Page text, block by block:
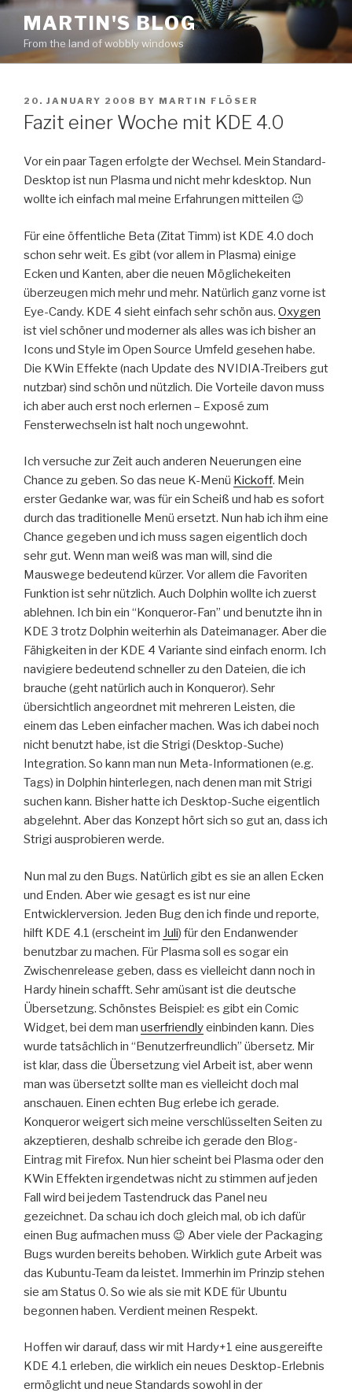
Skip
content
MARTIN'S BLOG
From the land of wobbly windows
POSTED
ON
20. JANUARY 2008 BY MARTIN FLÖSER
Fazit einer Woche mit KDE 4.0
Vor ein paar Tagen erfolgte der Wechsel. Mein Standard-
Desktop ist nun Plasma und nicht mehr kdesktop. Nun
wollte ich einfach mal meine Erfahrungen mitteilen 😉
Für eine öffentliche Beta (Zitat Timm) ist KDE 4.0 doch
schon sehr weit. Es gibt (vor allem in Plasma) einige
Ecken und Kanten, aber die neuen Möglichekeiten
überzeugen mich mehr und mehr. Natürlich ganz vorne ist
Eye-Candy. KDE 4 sieht einfach sehr schön aus. Oxygen
ist viel schöner und moderner als alles was ich bisher an
Icons und Style im Open Source Umfeld gesehen habe.
Die KWin Effekte (nach Update des NVIDIA-Treibers gut
nutzbar) sind schön und nützlich. Die Vorteile davon muss
ich aber auch erst noch erlernen – Exposé zum
Fensterwechseln ist halt noch ungewohnt.
Ich versuche zur Zeit auch anderen Neuerungen eine
Chance zu geben. So das neue K-Menü Kickoff. Mein
erster Gedanke war, was für ein Scheiß und hab es sofort
durch das traditionelle Menü ersetzt. Nun hab ich ihm eine
Chance gegeben und ich muss sagen eigentlich doch
sehr gut. Wenn man weiß was man will, sind die
Mauswege bedeutend kürzer. Vor allem die Favoriten
Funktion ist sehr nützlich. Auch Dolphin wollte ich zuerst
ablehnen. Ich bin ein “Konqueror-Fan” und benutzte ihn in
KDE 3 trotz Dolphin weiterhin als Dateimanager. Aber die
Fähigkeiten in der KDE 4 Variante sind einfach enorm. Ich
navigiere bedeutend schneller zu den Dateien, die ich
brauche (geht natürlich auch in Konqueror). Sehr
übersichtlich angeordnet mit mehreren Leisten, die
einem das Leben einfacher machen. Was ich dabei noch
nicht benutzt habe, ist die Strigi (Desktop-Suche)
Integration. So kann man nun Meta-Informationen (e.g.
Tags) in Dolphin hinterlegen, nach denen man mit Strigi
suchen kann. Bisher hatte ich Desktop-Suche eigentlich
abgelehnt. Aber das Konzept hört sich so gut an, dass ich
Strigi ausprobieren werde.
Nun mal zu den Bugs. Natürlich gibt es sie an allen Ecken
und Enden. Aber wie gesagt es ist nur eine
Entwicklerversion. Jeden Bug den ich finde und reporte,
hilft KDE 4.1 (erscheint im Juli) für den Endanwender
benutzbar zu machen. Für Plasma soll es sogar ein
Zwischenrelease geben, dass es vielleicht dann noch in
Hardy hinein schafft. Sehr amüsant ist die deutsche
Übersetzung. Schönstes Beispiel: es gibt ein Comic
Widget, bei dem man userfriendlyeinbinden kann. Dies
wurde tatsächlich in “Benutzerfreundlich” übersetz. Mir
ist klar, dass die Übersetzung viel Arbeit ist, aber wenn
man was übersetzt sollte man es vielleicht doch mal
anschauen. Einen echten Bug erlebe ich gerade.
Konqueror weigert sich meine verschlüsselten Seiten zu
akzeptieren, deshalb schreibe ich gerade den Blog-
Eintrag mit Firefox. Nun hier scheint bei Plasma oder den
KWin Effekten irgendetwas nicht zu stimmen auf jeden
Fall wird bei jedem Tastendruck das Panel neu
gezeichnet. Da schau ich doch gleich mal, ob ich dafür
einen Bug aufmachen muss 😉 Aber viele der Packaging
Bugs wurden bereits behoben. Wirklich gute Arbeit was
das Kubuntu-Team da leistet. Immerhin im Prinzip stehen
sie am Status 0. So wie als sie mit KDE für Ubuntu
begonnen haben. Verdient meinen Respekt.
Hoffen wir darauf, dass wir mit Hardy+1 eine ausgereifte
KDE 4.1 erleben, die wirklich ein neues Desktop-Erlebnis
ermöglicht und neue Standards sowohl in der